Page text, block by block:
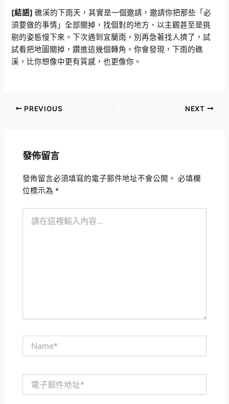
[結語] 礁溪的下雨天，其實是一個邀請，邀請你把那些「必
須要做的事情」全部關掉，找個對的地方、以主觀甚至是挑
剔的姿態慢下來。下次遇到宜蘭雨，別再急著找人擠了，試
試看把地圖關掉，鑽進這幾個轉角。你會發現，下雨的礁
溪，比你想像中更有質感，也更像你。
PREVIOUS NEXT
發佈留言
發佈留言必須填寫的電子郵件地址不會公開。 必填欄
位標示為 *